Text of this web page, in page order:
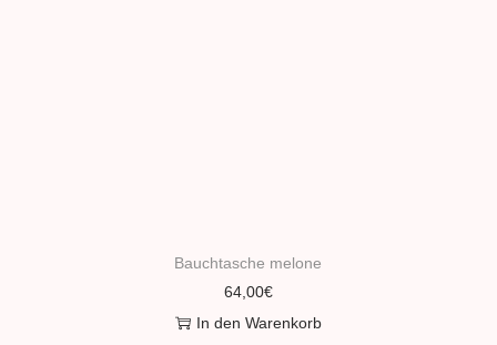
Bauchtasche melone
64,00€
In den Warenkorb